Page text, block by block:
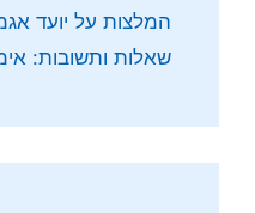
המלצות על יועד
שאלות ותשובות: